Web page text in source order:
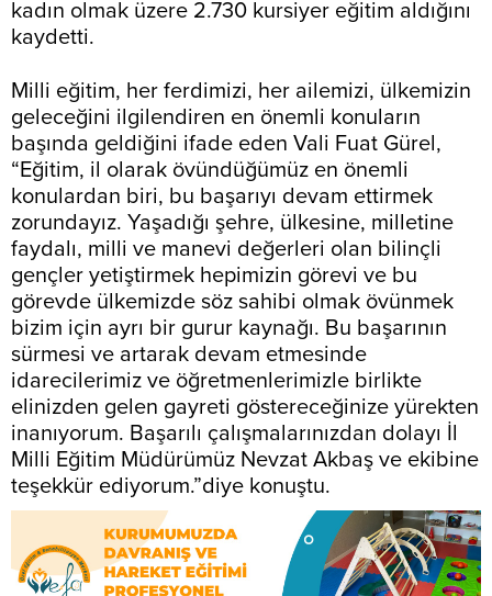
kadın olmak üzere 2.730 kursiyer eğitim aldığını
kaydetti.
Milli eğitim, her ferdimizi, her ailemizi, ülkemizin
geleceğini ilgilendiren en önemli konuların
başında geldiğini ifade eden Vali Fuat Gürel,
“Eğitim, il olarak övündüğümüz en önemli
konulardan biri, bu başarıyı devam ettirmek
zorundayız. Yaşadığı şehre, ülkesine, milletine
faydalı, milli ve manevi değerleri olan bilinçli
gençler yetiştirmek hepimizin görevi ve bu
görevde ülkemizde söz sahibi olmak övünmek
bizim için ayrı bir gurur kaynağı. Bu başarının
sürmesi ve artarak devam etmesinde
idarecilerimiz ve öğretmenlerimizle birlikte
elinizden gelen gayreti göstereceğinize yürekten
inanıyorum. Başarılı çalışmalarınızdan dolayı İl
Milli Eğitim Müdürümüz Nevzat Akbaş ve ekibine
teşekkür ediyorum.”diye konuştu.